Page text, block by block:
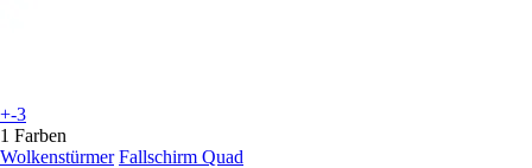
+-3
1 Farben
Wolkenstürmer Fallschirm Quad